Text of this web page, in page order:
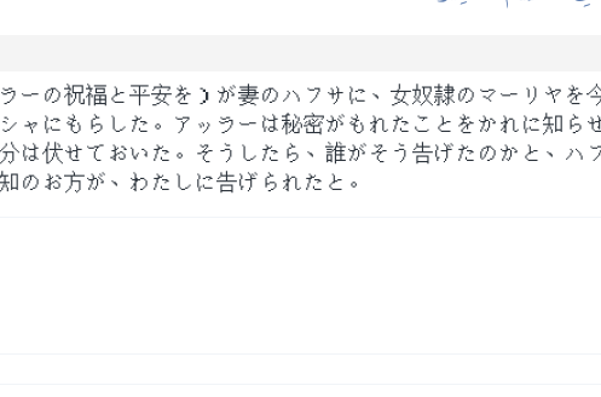
ーの祝福と平安を）が妻のハフサに、女奴隷のマーリヤ
ャにもらした。アッラーは秘密がもれたことをかれに知ら
は伏せておいた。そうしたら、誰がそう告げたのかと、ハ
のお方が、わたしに告げられたと。